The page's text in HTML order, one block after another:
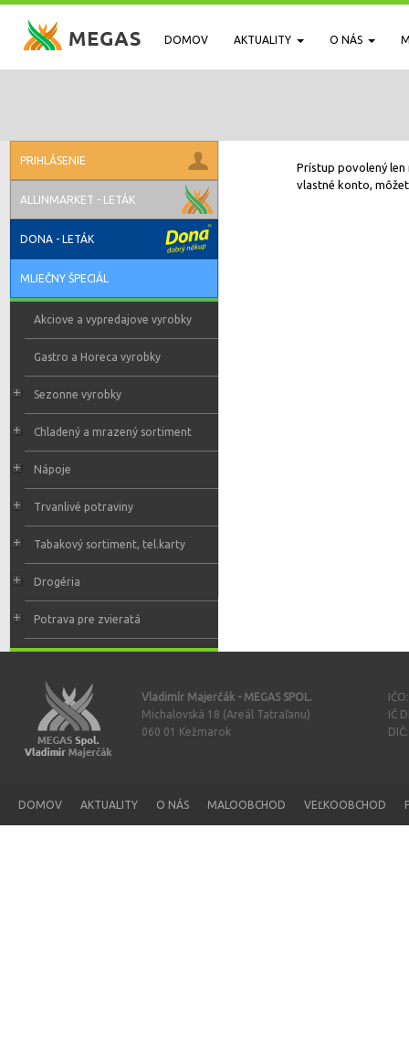
DOMOV AKTUALITY O NÁS
PRIHLÁSENIE
ALLINMARKET - LETÁK
DONA - LETÁK
MLIEČNY ŠPECIÁL
Akciove a vypredajove vyrobky
Gastro a Horeca vyrobky
Sezonne vyrobky
Chladený a mrazený sortiment
Nápoje
Trvanlivé potraviny
Tabakový sortiment, tel.karty
Drogéria
Potrava pre zvieratá
Prístup povolený len
vlastné konto,
Vladimír Majerčák - MEGAS SPOL.
Michalovská 18 (Areál Tatraľanu)
060 01 Kežmarok
IČ
DOMOV AKTUALITY O NÁS MALOOBCHOD VEĽKOOBCHOD